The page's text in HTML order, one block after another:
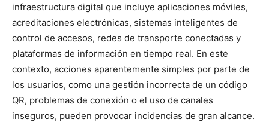
infraestructura digital que incluye aplicaciones móviles,
acreditaciones electrónicas, sistemas inteligentes de
control de accesos, redes de transporte conectadas y
plataformas de información en tiempo real. En este
contexto, acciones aparentemente simples por parte de
los usuarios, como una gestión incorrecta de un código
QR, problemas de conexión o el uso de canales
inseguros, pueden provocar incidencias de gran alcance.